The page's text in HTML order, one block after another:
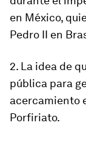
en México,
Pedro II en
2. La idea de
pública para
acercamiento
Porfiriato.